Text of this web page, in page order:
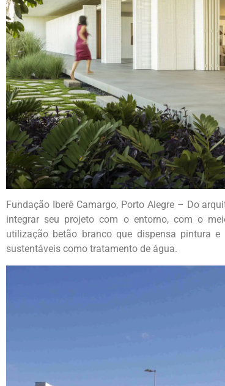
Fundação Iberê Camargo, Porto Alegre – Do
integrar seu projeto com o entorno, com o
utilização betão branco que dispensa pintura
sustentáveis como tratamento de água.